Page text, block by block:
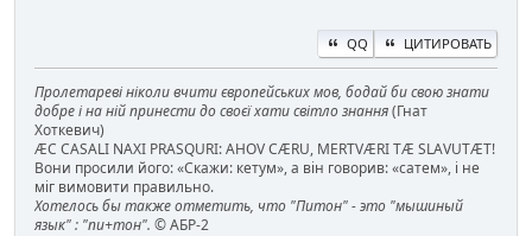
QQ ЦИТИРОВАТЬ
Пролетареві ніколи вчити європейських мов, бодай би свою знати
добре і на ній принести до своєї хати світло знання(Гнат
Хоткевич)
ÆC CASALI NAXI PRASQURI: AHOV CÆRU, MERTVÆRI TÆ SLAVUTÆT!
Вони просили його: «Скажи: кетум», а він говорив: «сатем», і не
міг вимовити правильно.
Хотелось бы также отметить, что "Питон" - это "мышиный
язык" : "пи+тон". © АБР-2